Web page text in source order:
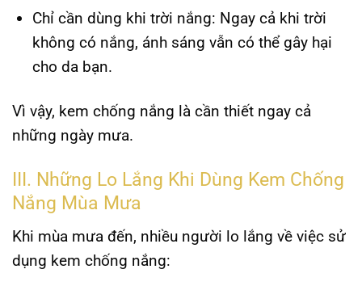
Chỉ cần dùng khi trời nắng: Ngay cả khi trời
không có nắng, ánh sáng vẫn có thể gây hại
cho da bạn.
Vì vậy, kem chống nắng là cần thiết ngay cả
những ngày mưa.
III. Những Lo Lắng Khi Dùng Kem Chống
Nắng Mùa Mưa
Khi mùa mưa đến, nhiều người lo lắng về việc sử
dụng kem chống nắng: